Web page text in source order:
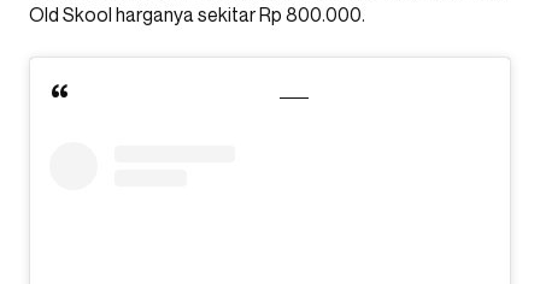
Old Skool harganya sekitar Rp 800.000.